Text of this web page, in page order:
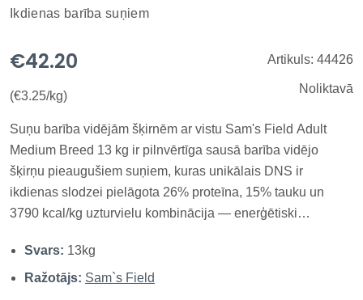
Ikdienas barība suņiem
€42.20
(€3.25/kg)
Artikuls: 44426
Noliktavā
Suņu barība vidējām šķirnēm ar vistu Sam's Field Adult
Medium Breed 13 kg ir pilnvērtīga sausā barība vidējo
šķirņu pieaugušiem suņiem, kuras unikālais DNS ir
ikdienas slodzei pielāgota 26% proteīna, 15% tauku un
3790 kcal/kg uzturvielu kombinācija — enerģētiski
Power 4300 sporta un darba suņu formulu; vistas gaļa un
vistas aknas nodrošina dzīv...
Svars: 13kg
Ražotājs: Sam`s Field